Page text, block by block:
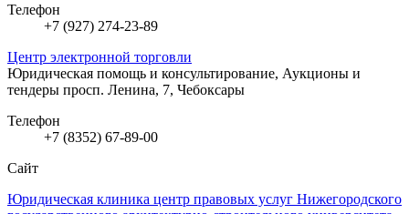
Телефон
+7 (927) 274-23-89
Центр электронной торговли
Юридическая помощь и консультирование, Аукционы и
тендеры просп. Ленина, 7, Чебоксары
Телефон
+7 (8352) 67-89-00
Сайт
Юридическая клиника центр правовых услуг Нижегородского